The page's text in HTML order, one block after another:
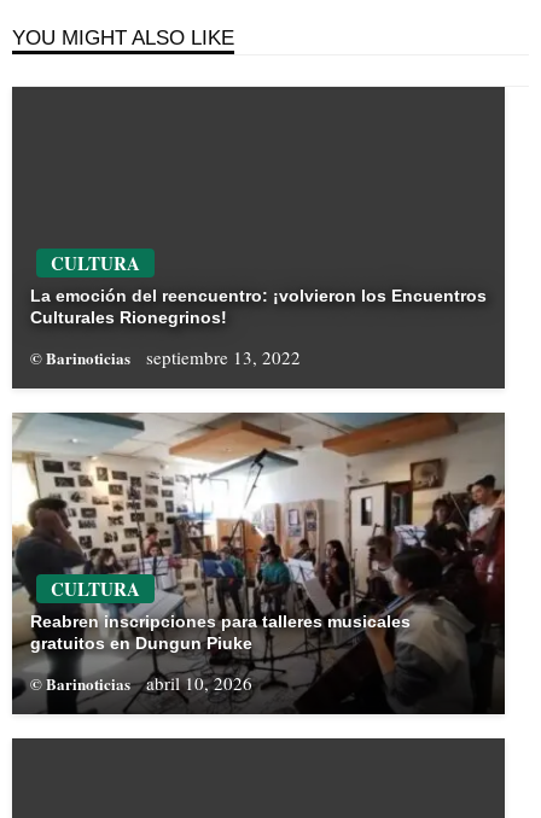
YOU MIGHT ALSO LIKE
CULTURA
La emoción del reencuentro: ¡volvieron los Encuentros
Culturales Rionegrinos!
© Barinoticias septiembre 13, 2022
CULTURA
Reabren inscripciones para talleres musicales
gratuitos en Dungun Piuke
© Barinoticias abril 10, 2026